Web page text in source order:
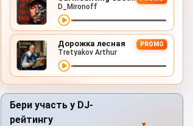
D_Mironoff
Дорожка лесная PROMO
Tretyakov Arthur
Бери участь у DJ-
рейтингу